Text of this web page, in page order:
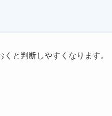
と判断しやすくなります。